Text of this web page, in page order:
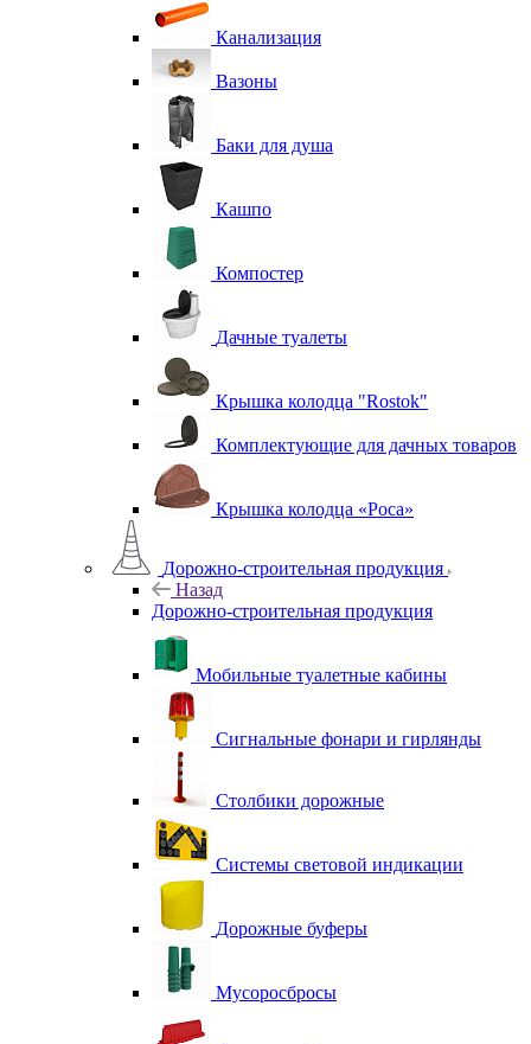
Канализация
Вазоны
Баки для душа
Кашпо
Компостер
Дачные туалеты
Крышка колодца "Rostok"
Комплектующие для дачных товаров
Крышка колодца «Роса»
Дорожно-строительная продукция
Назад
Дорожно-строительная продукция
Мобильные туалетные кабины
Сигнальные фонари и гирлянды
Столбики дорожные
Системы световой индикации
Дорожные буферы
Мусоросбросы